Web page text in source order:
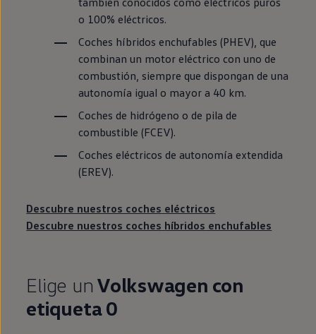
o 100% eléctricos.
Coches híbridos enchufables (PHEV), que
combinan un motor eléctrico con uno de
combustión, siempre que dispongan de una
autonomía igual o mayor a 40 km.
Coches de hidrógeno o de pila de
combustible (FCEV).
Coches eléctricos de autonomía extendida
(EREV).
Descubre nuestros coches eléctricos
Descubre nuestros coches híbridos enchufables
Elige un Volkswagen con
etiqueta 0